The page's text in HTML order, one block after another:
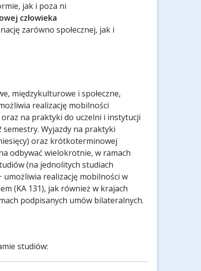
jak i poza ni
człowieka
zarówno społecznej, jak i
międzykulturowe i społeczne,
realizację mobilności
na praktyki do uczelni i instytucji
Wyjazdy na praktyki
oraz krótkoterminowej
odbywać wielokrotnie, w ramach
(na jednolitych studiach
umożliwia realizację mobilności w
(KA 131), jak również w krajach
podpisanych umów bilateralnych.
studiów: